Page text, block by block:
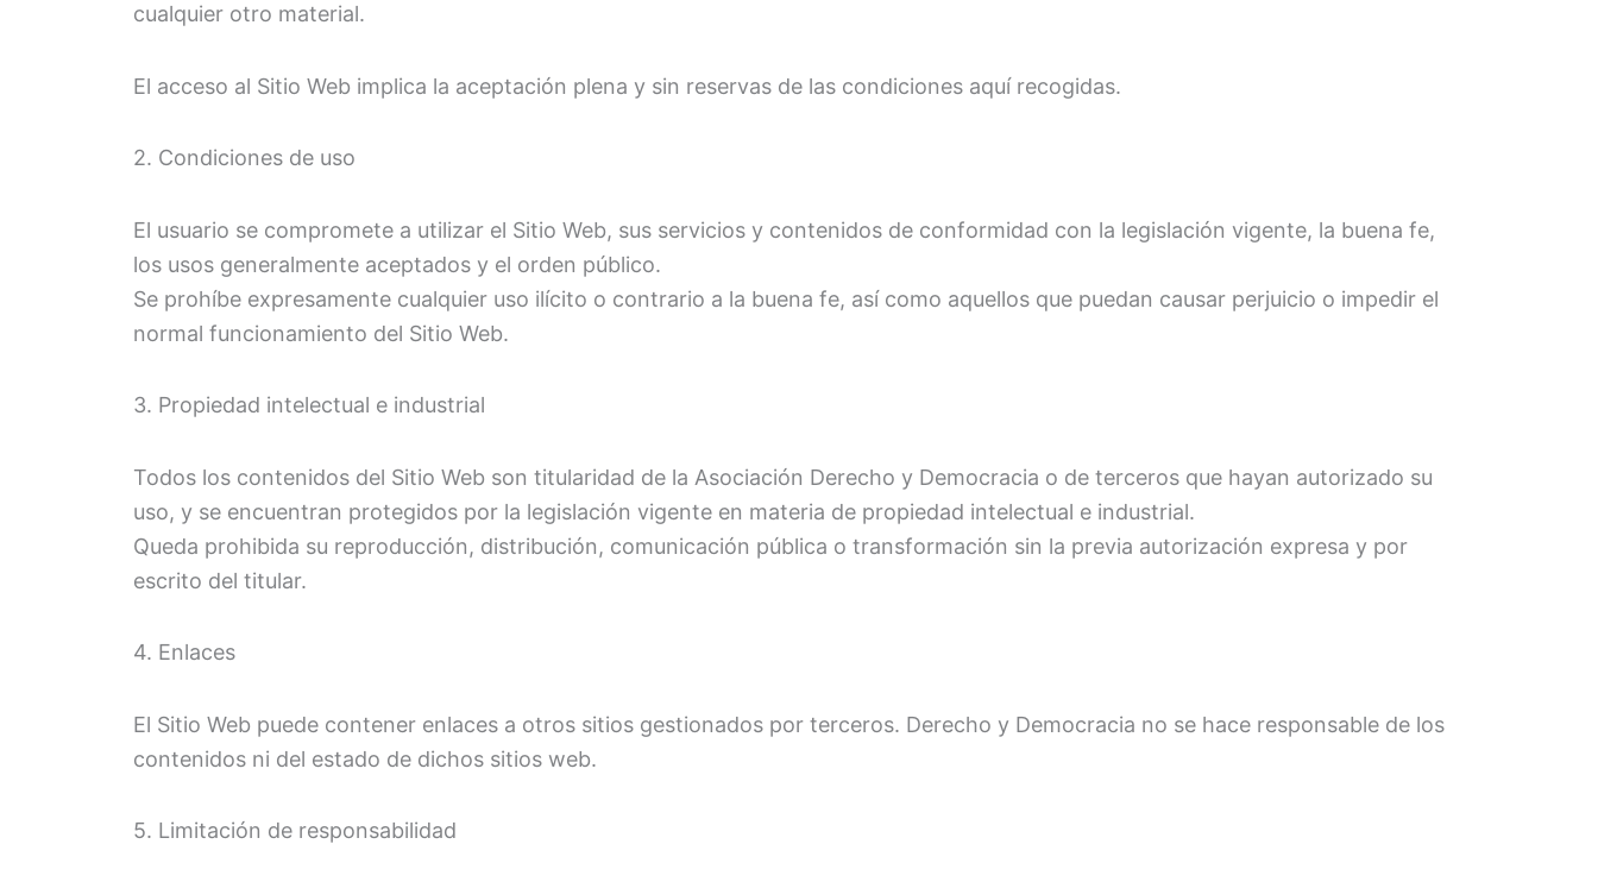
cualquier otro material.
El acceso al Sitio Web implica la aceptación plena y sin reservas de las condiciones aquí recogidas.
2. Condiciones de uso
El usuario se compromete a utilizar el Sitio Web, sus servicios y contenidos de conformidad con la legislación vigente, la buena fe,
los usos generalmente aceptados y el orden público.
Se prohíbe expresamente cualquier uso ilícito o contrario a la buena fe, así como aquellos que puedan causar perjuicio o impedir el
normal funcionamiento del Sitio Web.
3. Propiedad intelectual e industrial
Todos los contenidos del Sitio Web son titularidad de la Asociación Derecho y Democracia o de terceros que hayan autorizado su
uso, y se encuentran protegidos por la legislación vigente en materia de propiedad intelectual e industrial.
Queda prohibida su reproducción, distribución, comunicación pública o transformación sin la previa autorización expresa y por
escrito del titular.
4. Enlaces
El Sitio Web puede contener enlaces a otros sitios gestionados por terceros. Derecho y Democracia no se hace responsable de los
contenidos ni del estado de dichos sitios web.
5. Limitación de responsabilidad